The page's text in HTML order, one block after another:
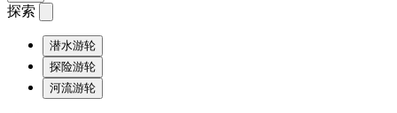
探索
潜水游轮
探险游轮
河流游轮